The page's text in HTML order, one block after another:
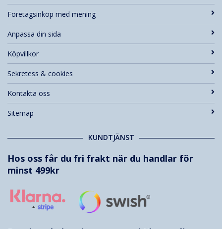
Företagsinköp med mening
Anpassa din sida
Köpvillkor
Sekretess & cookies
Kontakta oss
Sitemap
KUNDTJÄNST
Hos oss får du fri frakt när du handlar för
minst 499kr